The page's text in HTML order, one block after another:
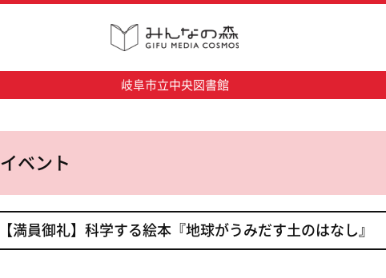
岐阜市立中央図書館
イベント
【満員御礼】科学する絵本『地球がうみだす土のはなし』